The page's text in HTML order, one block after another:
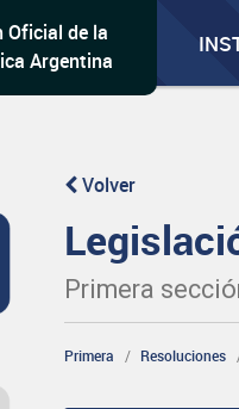
Oficial de la
Argentina
Volver
Primera
Primera Resoluciones